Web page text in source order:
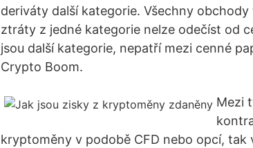
deriváty další kategorie. Všechny
ztráty z jedné kategorie nelze odečíst od
jsou další kategorie, nepatří mezi cenné
Crypto Boom.
Mezi
kryptoměny v podobě CFD nebo opcí,